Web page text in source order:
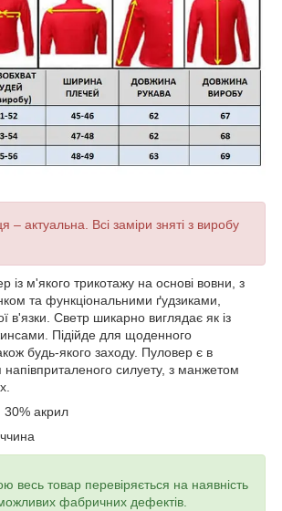
– актуальна. Всі заміри зняті з виробу
із м'якого трикотажу на основі вовни, з
та функціональними ґудзиками
в'язки. Светр шикарно виглядає як із
Підійде для щоденного
будь-якого заходу. Пуловер є в
силуету, з манжетом
30% акрил
весь товар перевіряється на наявність
фабричних дефектів.